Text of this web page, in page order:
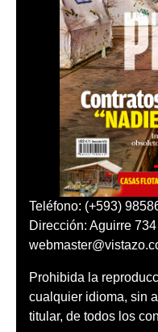
Teléfono: (+593)
Dirección: Aguirre
Prohibida la
cualquier idioma, sin
titular, de todos los